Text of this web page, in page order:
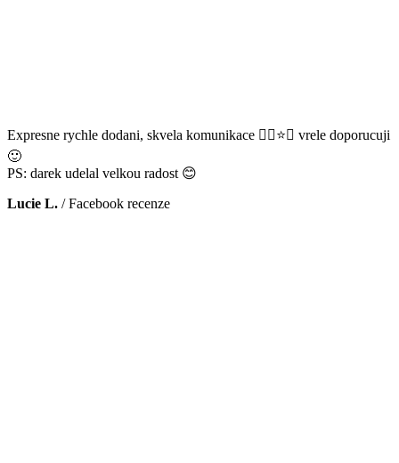
Expresne rychle dodani, skvela komunikace 👌🏻⭐️😊 vrele doporucuji
🙂
PS: darek udelal velkou radost 😊
Lucie L. /Facebook recenze